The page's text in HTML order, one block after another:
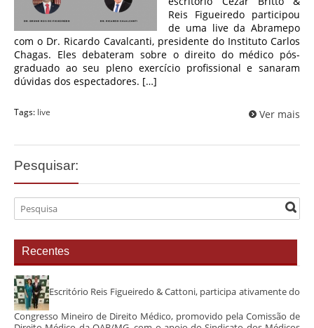
Reis Figueiredo participou
de uma live da Abramepo
com o Dr. Ricardo Cavalcanti, presidente do Instituto Carlos
Chagas. Eles debateram sobre o direito do médico pós-
graduado ao seu pleno exercício profissional e sanaram
dúvidas dos espectadores. […]
Tags: live Ver mais
Pesquisar:
Recentes
Escritório Reis Figueiredo & Cattoni, participa ativamente do
Congresso Mineiro de Direito Médico, promovido pela Comissão de